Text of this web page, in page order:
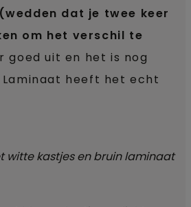
dat je twee keer
om het verschil te
goed uit en het is nog
heeft het echt